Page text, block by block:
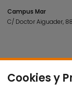
Cookies y
Campus Mar
C/ Doctor Aiguader,